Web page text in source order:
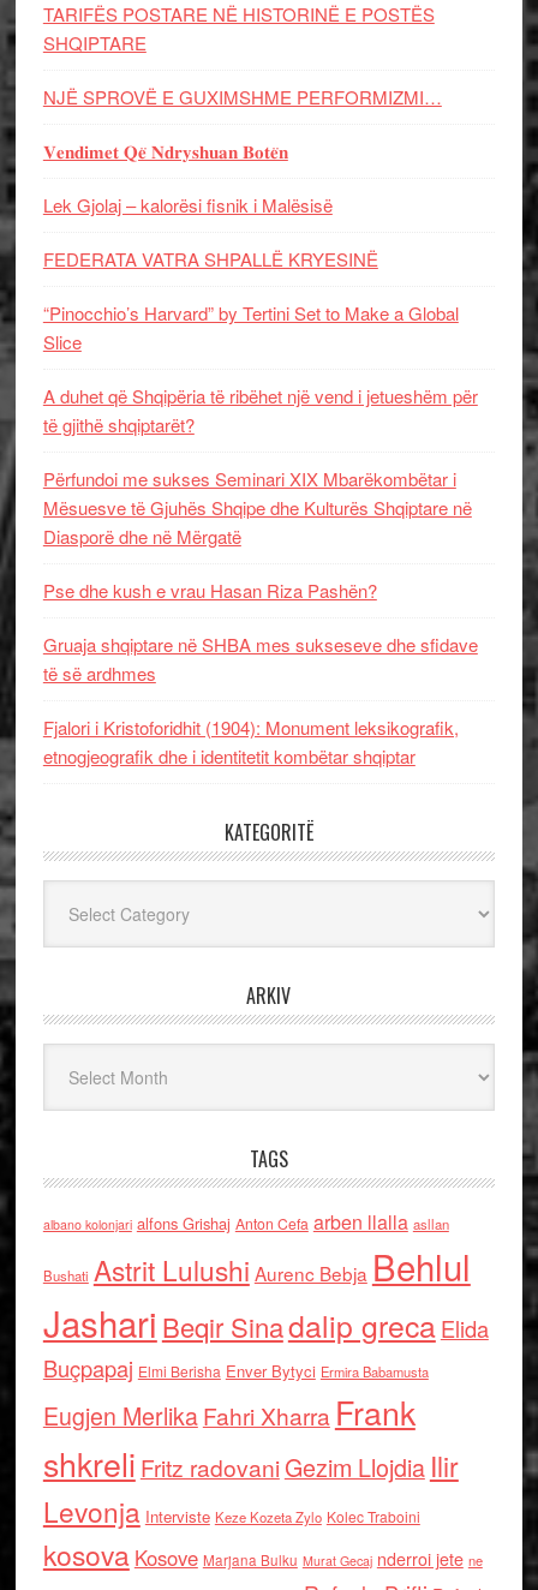
TARIFËS POSTARE NË HISTORINË E POSTËS
SHQIPTARE
NJË SPROVË E GUXIMSHME PERFORMIZMI…
𝐕𝐞𝐧𝐝𝐢𝐦𝐞𝐭 𝐐𝐞̈ 𝐍𝐝𝐫𝐲𝐬𝐡𝐮𝐚𝐧 𝐁𝐨𝐭𝐞̈𝐧
Lek Gjolaj – kalorësi fisnik i Malësisë
FEDERATA VATRA SHPALLË KRYESINË
“Pinocchio’s Harvard” by Tertini Set to Make a Global
Slice
A duhet që Shqipëria të ribëhet një vend i jetueshëm për
të gjithë shqiptarët?
Përfundoi me sukses Seminari XIX Mbarëkombëtar i
Mësuesve të Gjuhës Shqipe dhe Kulturës Shqiptare në
Diasporë dhe në Mërgatë
Pse dhe kush e vrau Hasan Riza Pashën?
Gruaja shqiptare në SHBA mes sukseseve dhe sfidave
të së ardhmes
Fjalori i Kristoforidhit (1904): Monument leksikografik,
etnogjeografik dhe i identitetit kombëtar shqiptar
KATEGORITË
ARKIV
TAGS
albano kolonjari alfons Grishaj Anton Cefa arben llalla asllan
Bushati Astrit Lulushi Aurenc Bebja Behlul
Jashari Beqir Sinadalip grecaElida
Buçpapaj Elmi Berisha Enver Bytyci Ermira Babamusta
Eugjen MerlikaFahri Xharra Frank
shkreli Fritz radovaniGezim Llojdia Ilir
Levonja Interviste Keze Kozeta Zylo Kolec Traboini
kosova Kosove Marjana Bulku Murat Gecaj nderroi jete ne